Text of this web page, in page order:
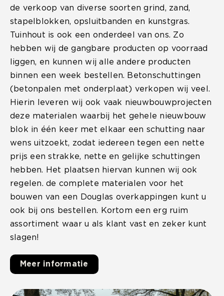
de verkoop van diverse soorten grind, zand,
stapelblokken, opsluitbanden en kunstgras.
Tuinhout is ook een onderdeel van ons. Zo
hebben wij de gangbare producten op voorraad
liggen, en kunnen wij alle andere producten
binnen een week bestellen. Betonschuttingen
(betonpalen met onderplaat) verkopen wij veel.
Hierin leveren wij ook vaak nieuwbouwprojecten
deze materialen waarbij het gehele nieuwbouw
blok in één keer met elkaar een schutting naar
wens uitzoekt, zodat iedereen tegen een nette
prijs een strakke, nette en gelijke schuttingen
hebben. Het plaatsen hiervan kunnen wij ook
regelen. de complete materialen voor het
bouwen van een Douglas overkappingen kunt u
ook bij ons bestellen. Kortom een erg ruim
assortiment waar u als klant vast en zeker kunt
slagen!
Meer informatie